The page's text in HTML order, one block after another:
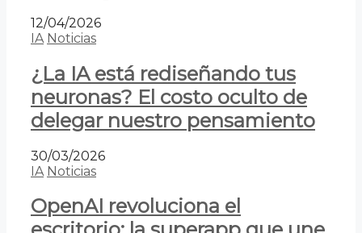
12/04/2026
IA Noticias
¿La IA está rediseñando tus
neuronas? El costo oculto de
delegar nuestro pensamiento
30/03/2026
IA Noticias
OpenAI revoluciona el